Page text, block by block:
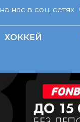
нас в соц. сетях
ХОККЕЙ